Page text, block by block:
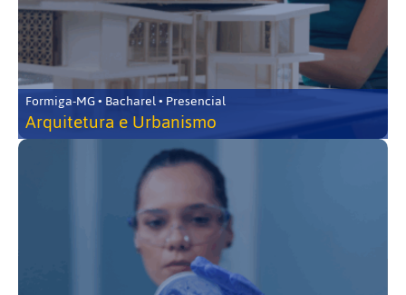
Formiga-MG • Bacharel • Presencial
Arquitetura e Urbanismo